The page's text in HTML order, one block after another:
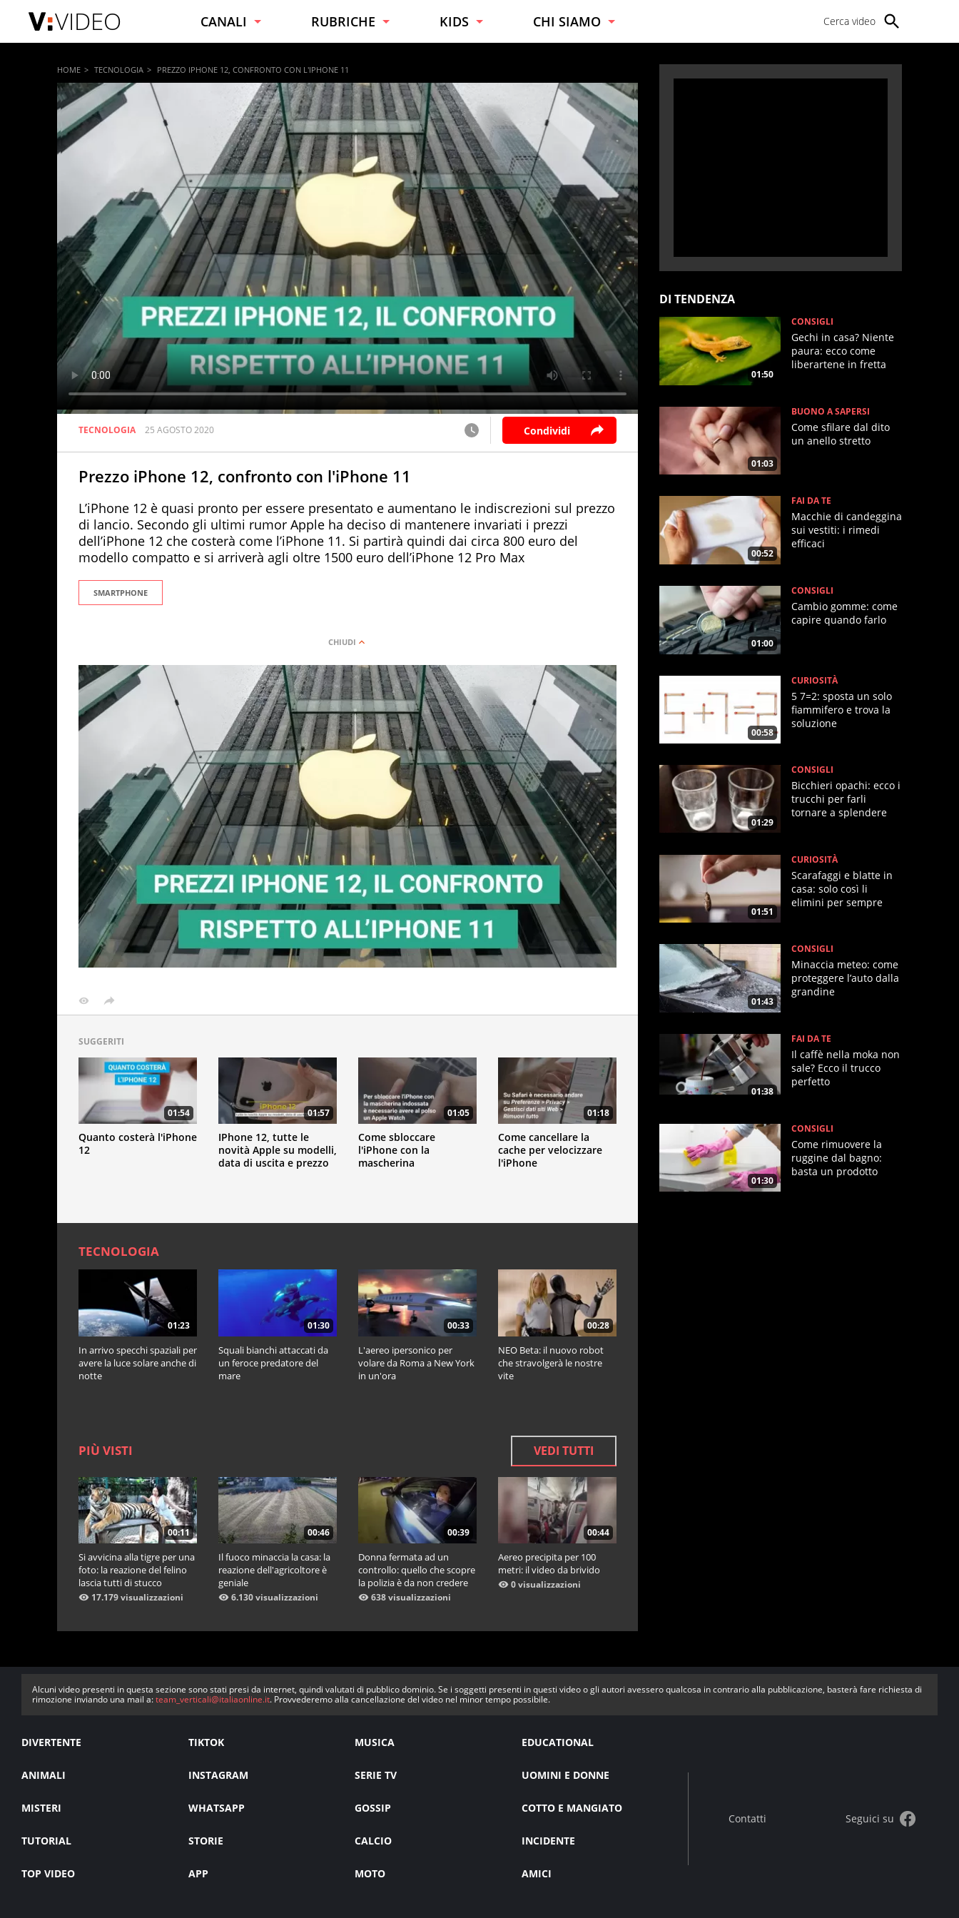
VIDEO CANALI
NOTIZIE
SPORT
INTRATTENIMENTO
SPETTACOLI E VIP
TECNOLOGIA
MOTORI
RUBRICHE
CURIOSITÀ
CONSIGLI
FAI DA TE
BUONO A SAPERSI
CUCINA
KIDS
BAMBINI
RAGAZZI
CHI SIAMO
CONTATTI
Cerca video
HOME TECNOLOGIA PREZZO IPHONE 12, CONFRONTO CON L'IPHONE 11
TECNOLOGIA 25 AGOSTO 2020 Condividi
Prezzo iPhone 12, confronto con l'iPhone 11
L’iPhone 12 è quasi pronto per essere presentato e aumentano le indiscrezioni sul prezzo
di lancio. Secondo gli ultimi rumor Apple ha deciso di mantenere invariati i prezzi
dell’iPhone 12 che costerà come l’iPhone 11. Si partirà quindi dai circa 800 euro del
modello compatto e si arriverà agli oltre 1500 euro dell’iPhone 12 Pro Max
SMARTPHONE
SUGGERITI
01:54
Quanto costerà l'iPhone
12
01:57
IPhone 12, tutte le
novità Apple su modelli,
data di uscita e prezzo
01:05
Come sbloccare
l'iPhone con la
mascherina
01:18
Come cancellare la
cache per velocizzare
l'iPhone
TECNOLOGIA
01:23
In arrivo specchi spaziali per
avere la luce solare anche di
notte
01:30
Squali bianchi attaccati da
un feroce predatore del
mare
00:33
L'aereo ipersonico per
volare da Roma a New York
in un'ora
00:28
NEO Beta: il nuovo robot
che stravolgerà le nostre
vite
PIÙ VISTI VEDI TUTTI
00:11
Si avvicina alla tigre per una
foto: la reazione del felino
lascia tutti di stucco
17.179 visualizzazioni
00:46
Il fuoco minaccia la casa: la
reazione dell'agricoltore è
geniale
6.130 visualizzazioni
00:39
Donna fermata ad un
controllo: quello che scopre
la polizia è da non credere
638 visualizzazioni
00:44
Aereo precipita per 100
metri: il video da brivido
0 visualizzazioni
DI TENDENZA
01:50
CONSIGLI
Gechi in casa? Niente
paura: ecco come
liberartene in fretta
01:03
BUONO A SAPERSI
Come sfilare dal dito
un anello stretto
00:52
FAI DA TE
Macchie di candeggina
sui vestiti: i rimedi
efficaci
01:00
CONSIGLI
Cambio gomme: come
capire quando farlo
00:58
CURIOSITÀ
5 7=2: sposta un solo
fiammifero e trova la
soluzione
01:29
CONSIGLI
Bicchieri opachi: ecco i
trucchi per farli
tornare a splendere
01:51
CURIOSITÀ
Scarafaggi e blatte in
casa: solo così li
elimini per sempre
01:43
CONSIGLI
Minaccia meteo: come
proteggere l’auto dalla
grandine
01:38
FAI DA TE
Il caffè nella moka non
sale? Ecco il trucco
perfetto
01:30
CONSIGLI
Come rimuovere la
ruggine dal bagno:
basta un prodotto
Alcuni video presenti in questa sezione sono stati presi da internet, quindi valutati di pubblico dominio. Se i soggetti presenti in questi video o gli autori avessero qualcosa in contrario alla pubblicazione, basterà fare richiesta di
rimozione inviando una mail a:team_verticali@italiaonline.it. Provvederemo alla cancellazione del video nel minor tempo possibile.
DIVERTENTE TIKTOK MUSICA EDUCATIONAL
ANIMALI INSTAGRAM SERIE TV UOMINI E DONNE
MISTERI WHATSAPP GOSSIP COTTO E MANGIATO
TUTORIAL STORIE CALCIO INCIDENTE
TOP VIDEO APP MOTO AMICI
Contatti Seguici su